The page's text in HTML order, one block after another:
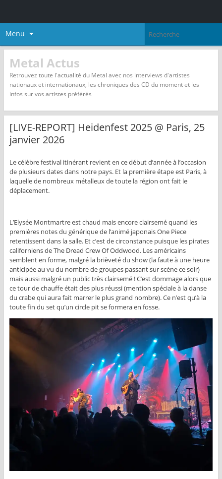
Menu
Metal Actus
Retrouvez toute l'actualité du Metal avec nos interviews d'artistes
nationaux et internationaux, les chroniques des CD du moment et les
infos sur vos artistes préférés
[LIVE-REPORT] Heidenfest 2025 @ Paris, 25
janvier 2026
Le célèbre festival itinérant revient en ce début d’année à l’occasion
de plusieurs dates dans notre pays. Et la première étape est Paris, à
laquelle de nombreux métalleux de toute la région ont fait le
déplacement.
L’Elysée Montmartre est chaud mais encore clairsemé quand les
premières notes du générique de l’animé japonais One Piece
retentissent dans la salle. Et c’est de circonstance puisque les pirates
californiens de The Dread Crew Of Oddwood. Les américains
semblent en forme, malgré la brièveté du show (la faute à une heure
anticipée au vu du nombre de groupes passant sur scène ce soir)
mais aussi malgré un public très clairsemé ! C’est dommage alors que
ce tour de chauffe était des plus réussi (mention spéciale à la danse
du crabe qui aura fait marrer le plus grand nombre). Ce n’est qu’à la
toute fin du set qu’un circle pit se formera en fosse.